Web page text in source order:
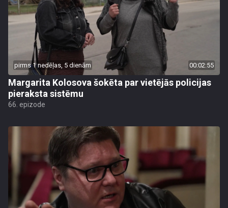
pirms 1 nedēļas, 5 dienām 00:02:55
Margarita Kolosova šokēta par vietējās policijas
pieraksta sistēmu
66. epizode